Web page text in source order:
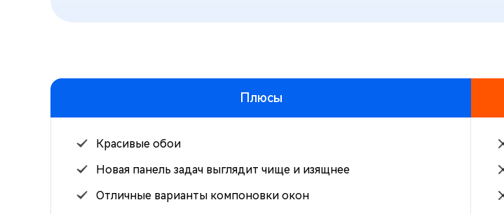
Плюсы
Красивые обои
Новая панель задач выглядит чище и изящнее
Отличные варианты компоновки окон